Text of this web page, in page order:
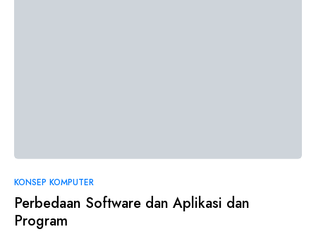
KONSEP KOMPUTER
Perbedaan Software dan Aplikasi dan
Program